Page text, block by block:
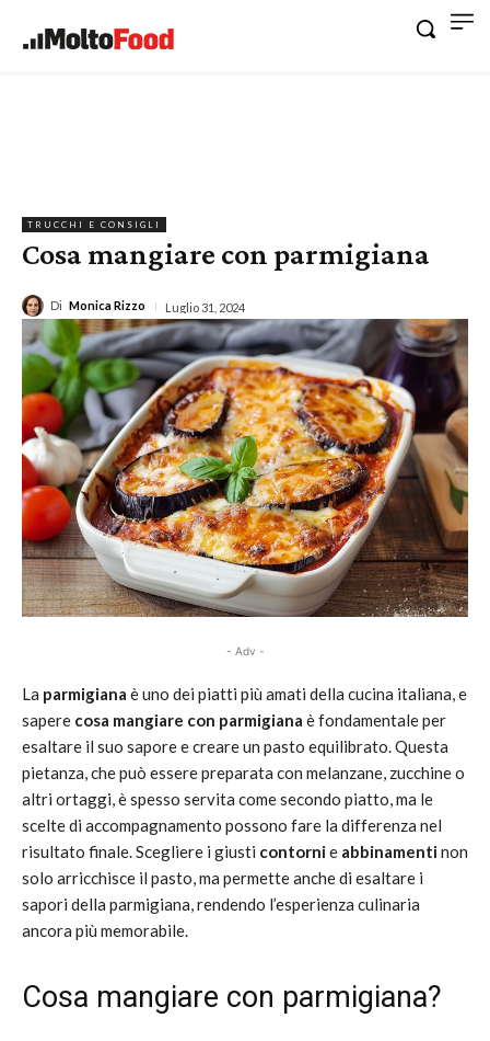
TRUCCHI E CONSIGLI
Cosa mangiare con parmigiana
Di Monica Rizzo Luglio 31, 2024
- Adv -
La parmigiana è uno dei piatti più amati della cucina italiana, e
sapere cosa mangiare con parmigiana è fondamentale per
esaltare il suo sapore e creare un pasto equilibrato. Questa
pietanza, che può essere preparata con melanzane, zucchine o
altri ortaggi, è spesso servita come secondo piatto, ma le
scelte di accompagnamento possono fare la differenza nel
risultato finale. Scegliere i giusti contornie abbinamentinon
solo arricchisce il pasto, ma permette anche di esaltare i
sapori della parmigiana, rendendo l’esperienza culinaria
ancora più memorabile.
Cosa mangiare con parmigiana?